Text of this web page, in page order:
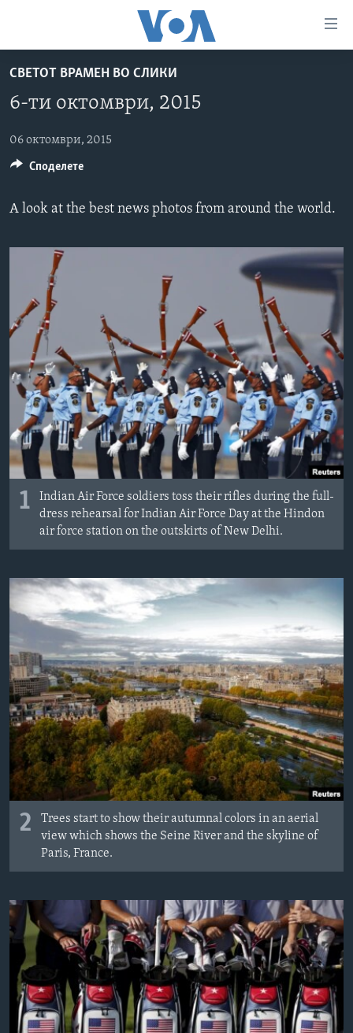
пристапност
на
содржина
Премини
страната
навигација
Пребарувај
РУБРИКИ
САД
МАКЕДОНИЈА
ПОЛИТИКА
ЗДРАВЈЕ
НАУКА
УМЕТНОСТ И ЗАБАВА
ИНТЕРВЈУА
ФОТОГАЛЕРИИ
ДОКУМЕНТАРЦИ
ВЕСТИ ОД САД ВО МИНУТА - АРХИВА
ИЗБОРИ ВО САД 2020 - АРХИВА
Learning English
НАКУСО...
Јазици
СВЕТОТ ВРАМЕН ВО СЛИКИ
6-ти октомври, 2015
06 октомври, 2015
A look at the best news photos from around the world.
1
Indian Air Force soldiers toss their rifles during the full-
dress rehearsal for Indian Air Force Day at the Hindon
air force station on the outskirts of New Delhi.
2
Trees start to show their autumnal colors in an aerial
view which shows the Seine River and the skyline of
Paris, France.
Споделете